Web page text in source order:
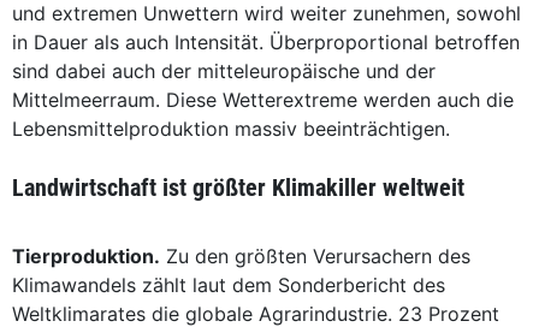
und extremen Unwettern wird weiter zunehmen, sowohl
in Dauer als auch Intensität. Überproportional betroffen
sind dabei auch der mitteleuropäische und der
Mittelmeerraum. Diese Wetterextreme werden auch die
Lebensmittelproduktion massiv beeinträchtigen.
Landwirtschaft ist größter Klimakiller weltweit
Tierproduktion. Zu den größten Verursachern des
Klimawandels zählt laut dem Sonderbericht des
Weltklimarates die globale Agrarindustrie. 23 Prozent